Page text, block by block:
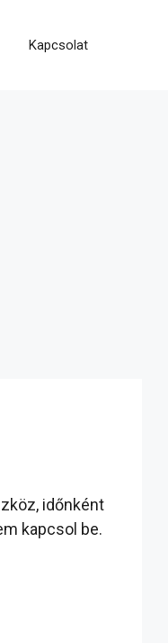
Kapcsolat
időnként
kapcsol be.